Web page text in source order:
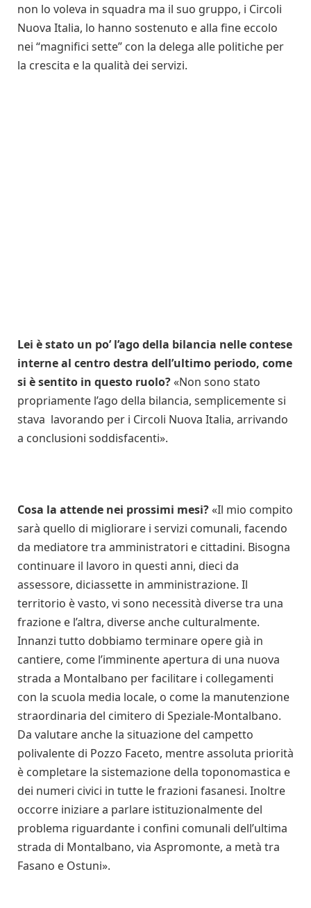
non lo voleva in squadra ma il suo gruppo, i Circoli
Nuova Italia, lo hanno sostenuto e alla fine eccolo
nei “magnifici sette” con la delega alle politiche per
la crescita e la qualità dei servizi.
Lei è stato un po’ l’ago della bilancia nelle contese
interne al centro destra dell’ultimo periodo, come
si è sentito in questo ruolo?«Non sono stato
propriamente l’ago della bilancia, semplicemente si
stava lavorando per i Circoli Nuova Italia, arrivando
a conclusioni soddisfacenti».
Cosa la attende nei prossimi mesi?«Il mio compito
sarà quello di migliorare i servizi comunali, facendo
da mediatore tra amministratori e cittadini. Bisogna
continuare il lavoro in questi anni, dieci da
assessore, diciassette in amministrazione. Il
territorio è vasto, vi sono necessità diverse tra una
frazione e l’altra, diverse anche culturalmente.
Innanzi tutto dobbiamo terminare opere già in
cantiere, come l’imminente apertura di una nuova
strada a Montalbano per facilitare i collegamenti
con la scuola media locale, o come la manutenzione
straordinaria del cimitero di Speziale-Montalbano.
Da valutare anche la situazione del campetto
polivalente di Pozzo Faceto, mentre assoluta priorità
è completare la sistemazione della toponomastica e
dei numeri civici in tutte le frazioni fasanesi. Inoltre
occorre iniziare a parlare istituzionalmente del
problema riguardante i confini comunali dell’ultima
strada di Montalbano, via Aspromonte, a metà tra
Fasano e Ostuni».